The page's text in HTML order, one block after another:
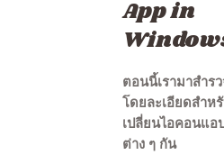
App in
ตอนนี้เรามาสำ
โดยละเอียดสำห
เปลี่ยนไอคอนแอ
ต่าง ๆ กัน